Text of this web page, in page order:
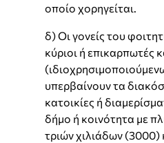
οποίο χορηγείται.
δ) Οι γονείς του
κύριοι ή επικαρπωτές
υπερβαίνουν τα
κατοικίες ή
δήμο ή κοινότητα με
τριών χιλιάδων (3000)